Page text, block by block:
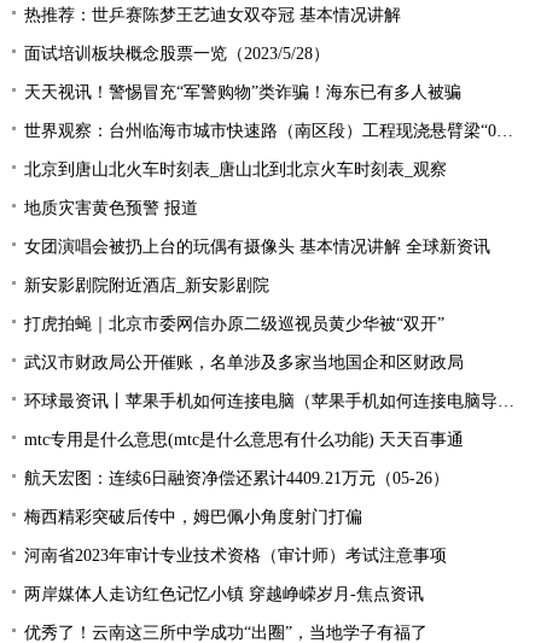
热推荐：世乒赛陈梦王艺迪女双夺冠 基本情况讲解
面试培训板块概念股票一览（2023/5/28）
天天视讯！警惕冒充“军警购物”类诈骗！海东已有多人被骗
世界观察：台州临海市城市快速路（南区段）工程现浇悬臂梁“0号块”顺利浇筑
北京到唐山北火车时刻表_唐山北到北京火车时刻表_观察
地质灾害黄色预警 报道
女团演唱会被扔上台的玩偶有摄像头 基本情况讲解 全球新资讯
新安影剧院附近酒店_新安影剧院
打虎拍蝇｜北京市委网信办原二级巡视员黄少华被“双开”
武汉市财政局公开催账，名单涉及多家当地国企和区财政局
环球最资讯丨苹果手机如何连接电脑（苹果手机如何连接电脑导出照片）
mtc专用是什么意思(mtc是什么意思有什么功能) 天天百事通
航天宏图：连续6日融资净偿还累计4409.21万元（05-26）
梅西精彩突破后传中，姆巴佩小角度射门打偏
河南省2023年审计专业技术资格（审计师）考试注意事项
两岸媒体人走访红色记忆小镇 穿越峥嵘岁月-焦点资讯
优秀了！云南这三所中学成功“出圈”，当地学子有福了